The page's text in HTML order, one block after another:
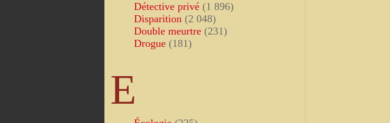
Détective privé (1 896)
Disparition (2 048)
Double meurtre (231)
Drogue (181)
E